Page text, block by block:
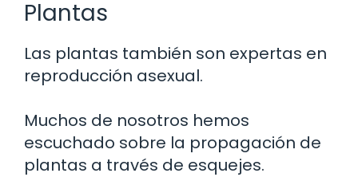
Plantas
Las plantas también son expertas en
reproducción asexual.
Muchos de nosotros hemos
escuchado sobre la propagación de
plantas a través de esquejes.